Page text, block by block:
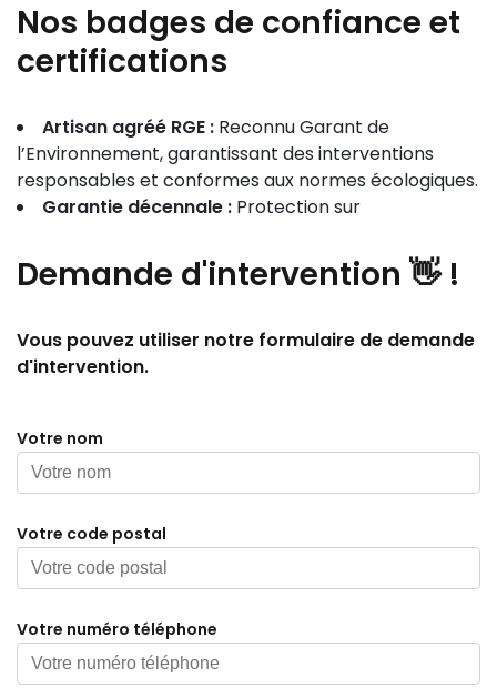
Nos badges de confiance et
certifications
Artisan agréé RGE : Reconnu Garant de
l’Environnement, garantissant des interventions
responsables et conformes aux normes écologiques.
Garantie décennale : Protection sur
Demande d'intervention 👋 !
Vous pouvez utiliser notre formulaire de demande
d'intervention.
Votre nom
Votre code postal
Votre numéro téléphone